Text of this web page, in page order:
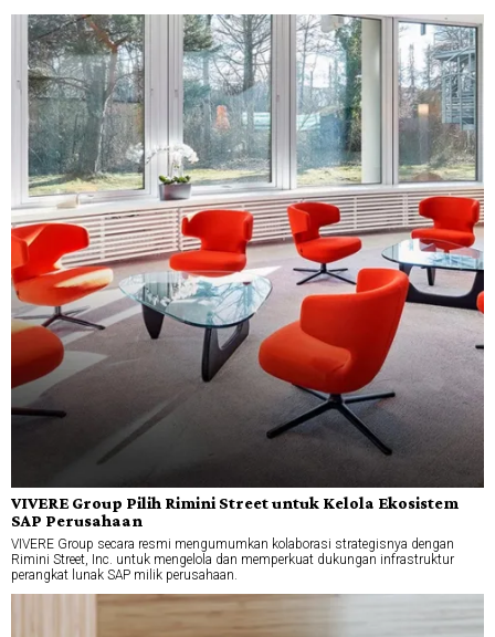
VIVERE Group Pilih Rimini Street untuk Kelola Ekosistem
SAP Perusahaan
VIVERE Group secara resmi mengumumkan kolaborasi strategisnya dengan
Rimini Street, Inc. untuk mengelola dan memperkuat dukungan infrastruktur
perangkat lunak SAP milik perusahaan.